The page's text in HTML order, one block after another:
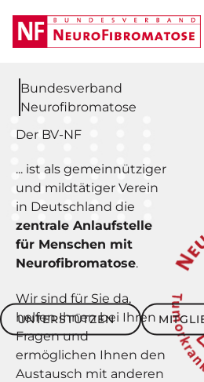
Bundesverband
Neurofibromatose
Der BV-NF
... ist als gemeinnütziger
und mildtätiger Verein
in Deutschland die
zentrale Anlaufstelle
für Menschen mit
Neurofibromatose.
Wir sind für Sie da,
helfen Ihnen bei Ihren
Fragen und
ermöglichen Ihnen den
Austausch mit anderen
Unterstützen
UNTERSTÜTZEN Mitglied